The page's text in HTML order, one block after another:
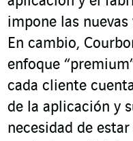
impone las
En cambio,
enfoque
cada cliente
de la aplicación y
necesidad de